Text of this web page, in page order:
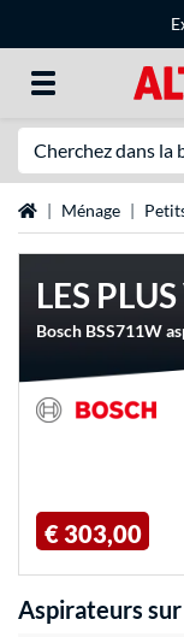
Page d'accueil
Ménage
LES
€ 303,00
Aspirateurs